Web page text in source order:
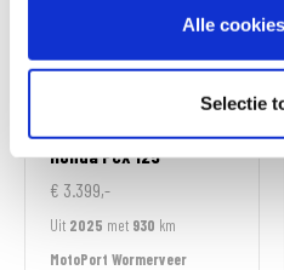
Alle
Selectie
HondaPCX 125
€ 3.399,-
Uit 2025 met 930 km
MotoPort Wormerveer